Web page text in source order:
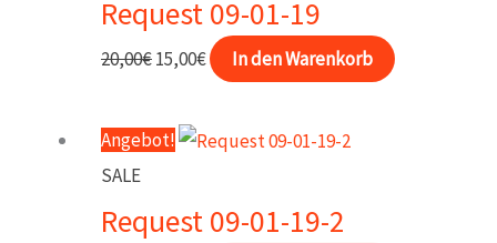
Request 09-01-19
20,00€Ursprünglicher
war:
20,00€
15,00€Aktueller
15,00€.
In den Warenkorb
Angebot!
SALE
Request 09-01-19-2